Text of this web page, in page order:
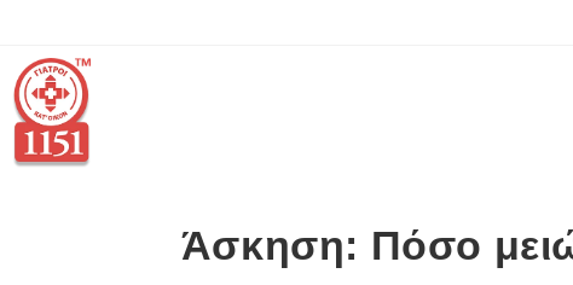
Άσκηση: Πόσο